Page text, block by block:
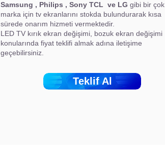
Samsung , Philips , Sony TCL ve LG gibi bir çok
marka için tv ekranlarını stokda bulundurarak kısa
sürede onarım hizmeti vermektedir.
LED TV kırık ekran değişimi, bozuk ekran değişimi
konularında fiyat teklifi almak adına iletişime
geçebilirsiniz.
Teklif Al